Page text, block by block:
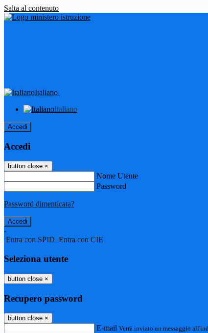
Salta al contenuto
Italiano
Italiano
Accedi
Accedi
button close ×
Nome Utente
Password
Password dimenticata?
-
Entra con SPID Entra con CIE
Seleziona utente
button close ×
Recupero password
button close ×
E-mail Verrà inviato un messaggio